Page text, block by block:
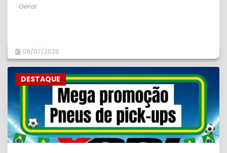
Geral
08/07/2026
DESTAQUE